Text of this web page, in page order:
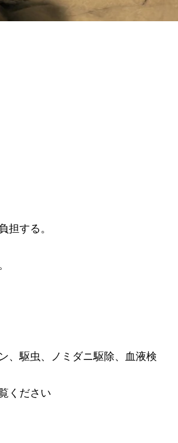
する。
、駆虫、ノミダニ駆除、血液検
ください